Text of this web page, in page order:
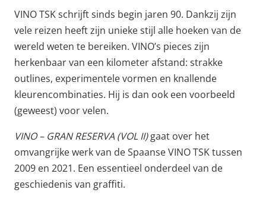
VINO TSK schrijft sinds begin jaren 90. Dankzij zijn
vele reizen heeft zijn unieke stijl alle hoeken van de
wereld weten te bereiken. VINO’s pieces zijn
herkenbaar van een kilometer afstand: strakke
outlines, experimentele vormen en knallende
kleurencombinaties. Hij is dan ook een voorbeeld
(geweest) voor velen.
VINO – GRAN RESERVA (VOL II)gaat over het
omvangrijke werk van de Spaanse VINO TSK tussen
2009 en 2021. Een essentieel onderdeel van de
geschiedenis van graffiti.